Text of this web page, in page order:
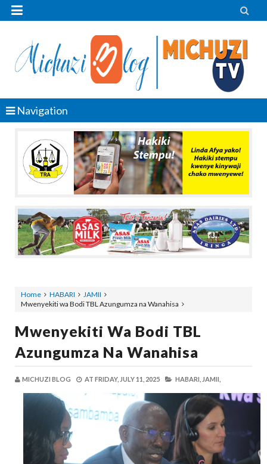
 
Navigation
Home HABARI
JAMII
Mwenyekiti wa Bodi TBL Azungumza na Wanahisa
Mwenyekiti Wa Bodi TBL
Azungumza Na Wanahisa
MICHUZI BLOG AT FRIDAY, JULY 11, 2025 HABARI, JAMII,